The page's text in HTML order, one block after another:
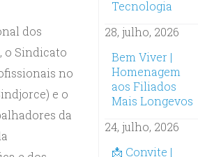
dos
o Sindicato
no
e o
da
Tecnologia
28, julho, 2026
Bem Viver |
Homenagem
aos Filiados
Mais Longevos
24, julho, 2026
📩 Convite |